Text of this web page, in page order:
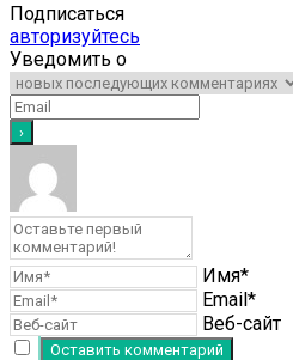
Подписаться
авторизуйтесь
Уведомить о
Имя*
Email*
Веб-сайт